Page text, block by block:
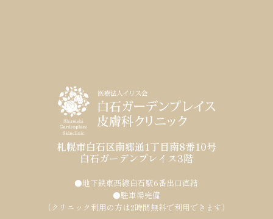
札幌市白石区南郷通1丁目南8番10号
白石ガーデンプレイス3階
●地下鉄東西線白石駅6番出口直結
●駐車場完備
（クリニック利用の方は2時間無料で利用できます）